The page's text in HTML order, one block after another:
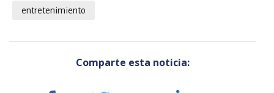
entretenimiento
Comparte esta noticia: